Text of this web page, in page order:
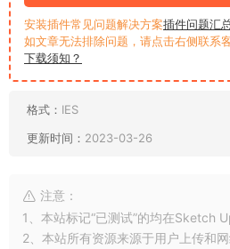
安装插件常见问题解决方案插件问题汇
如文章无法排除问题，请点击右侧联系
下载须知？
格式： IES
更新时间： 2023-03-26
注意：
1、本站标记“已测试”的均在Sketch
2、本站所有资源来源于用户上传和